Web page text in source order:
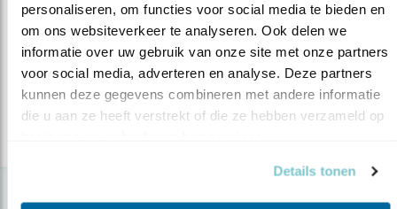
personaliseren, om functies voor social media te bieden en
om ons websiteverkeer te analyseren. Ook delen we
informatie over uw gebruik van onze site met onze partners
voor social media, adverteren en analyse. Deze partners
kunnen deze gegevens combineren met andere informatie
die u aan ze heeft verstrekt of die ze hebben verzameld op
Details tonen
Kleine zwaan vs wilde zwaan
25.02.21 's Winters zijn ze vaak in grote groepen te
zien. Tips om ze uit elkaar te ..